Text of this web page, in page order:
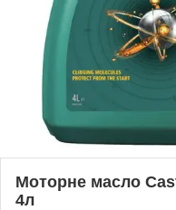
Моторне масло
4л